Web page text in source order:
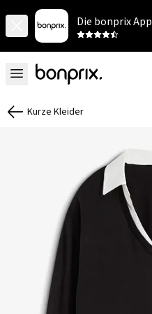
Die bonprix App
Kurze Kleider